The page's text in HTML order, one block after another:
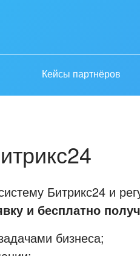
Кейсы партнёров
Битрикс24 и
и бесплатно
бизнеса;